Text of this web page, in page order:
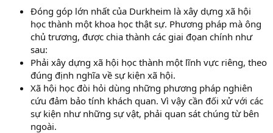
Đóng góp lớn nhất của Durkheim là xây dựng xã hội
học thành một khoa học thật sự. Phương pháp mà ông
chủ trương, được chia thành các giai đọan chính như
sau:
Phải xây dựng xã hội học thành một lĩnh vực riêng, theo
đúng định nghĩa về sự kiện xã hội.
Xã hội học đòi hỏi dùng những phương pháp nghiên
cứu đảm bảo tính khách quan. Vì vậy cần đối xử với các
sự kiện như những sự vật, phải quan sát chúng từ bên
ngoài.